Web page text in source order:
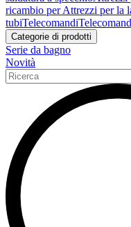
ricambio per Attrezzi per la
tubiTelecomandi
Categorie di prodotti
Serie da bagno
Novità